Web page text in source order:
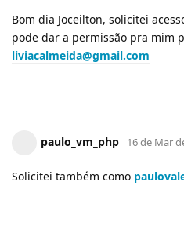
Bom dia Joceilton, solicitei
pode dar a permissão pra mim
liviacalmeida@gmail.com
paulo_vm_php 16 de Mar
Solicitei também como